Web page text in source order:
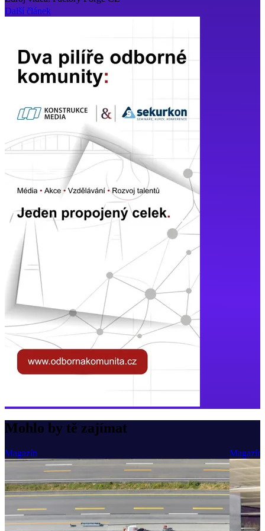
Další článek
Mohlo by tě zajímat
Magazín Magazín